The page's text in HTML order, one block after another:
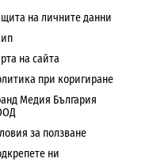
на личните данни
на сайта
при коригиране
Медия България
за ползване
ни